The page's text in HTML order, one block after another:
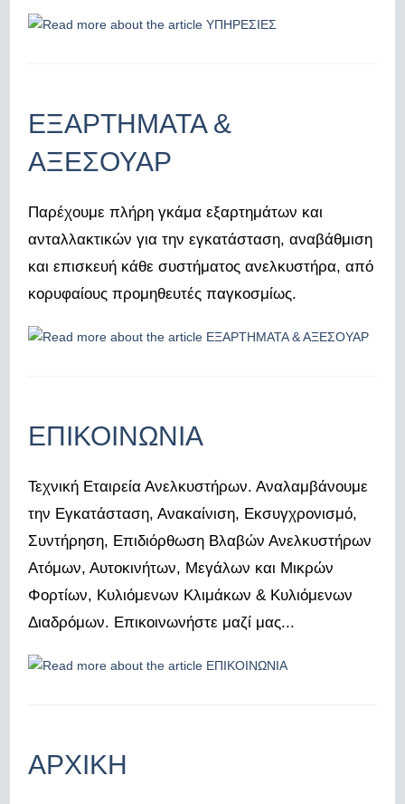
ΕΞΑΡΤΗΜΑΤΑ &
ΑΞΕΣΟΥΑΡ
Παρέχουμε πλήρη γκάμα εξαρτημάτων και
ανταλλακτικών για την εγκατάσταση, αναβάθμιση
και επισκευή κάθε συστήματος ανελκυστήρα, από
κορυφαίους προμηθευτές παγκοσμίως.
ΕΠΙΚΟΙΝΩΝΙΑ
Τεχνική Εταιρεία Ανελκυστήρων. Αναλαμβάνουμε
την Εγκατάσταση, Ανακαίνιση, Εκσυγχρονισμό,
Συντήρηση, Επιδιόρθωση Βλαβών Ανελκυστήρων
Ατόμων, Αυτοκινήτων, Μεγάλων και Μικρών
Φορτίων, Κυλιόμενων Κλιμάκων & Κυλιόμενων
Διαδρόμων. Επικοινωνήστε μαζί μας...
ΑΡΧΙΚΗ